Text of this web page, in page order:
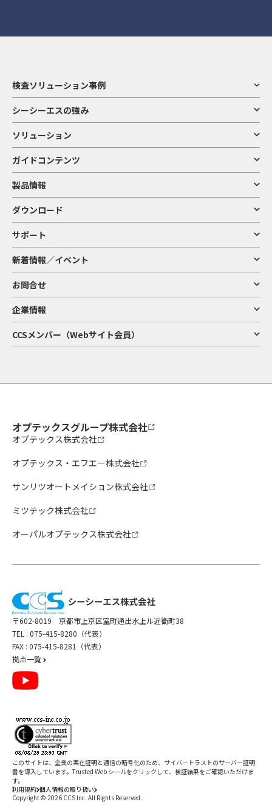
検査ソリューション事例
シーシーエスの強み
ソリューション
ガイドコンテンツ
製品情報
ダウンロード
サポート
新着情報／イベント
お問合せ
企業情報
CCSメンバー（Webサイト会員）
オプテックスグループ株式会社
オプテックス株式会社
オプテックス・エフエー株式会社
サンリツオートメイション株式会社
ミツテック株式会社
オーパルオプテックス株式会社
〒602-8019 京都市上京区室町通出水上ル近衛町38
TEL : 075-415-8280（代表）
FAX : 075-415-8281（代表）
拠点一覧
利用規約 個人情報の取り扱い
Copyright © 2026 CCS Inc. All Rights Reserved.
このサイトは、企業の実在証明と通信の暗号化のため、サイバートラストのサーバー証明
書を導入しています。Trusted Web シールをクリックして、検証結果をご確認いただけま
す。